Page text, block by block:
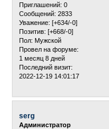
Приглашений: 0
Сообщений: 2833
Уважение: [+634/-0]
Позитив: [+668/-0]
Пол: Мужской
Провел на форуме:
1 месяц 8 дней
Последний визит:
2022-12-19 14:01:17
serg
Администратор